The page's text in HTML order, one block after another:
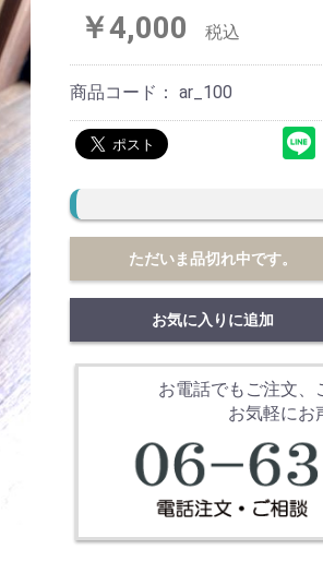
￥4,000 税込
商品コード： ar_100
ただいま品切れ中です。
お気に入りに追加
お電話でもご注文、
お気軽にお